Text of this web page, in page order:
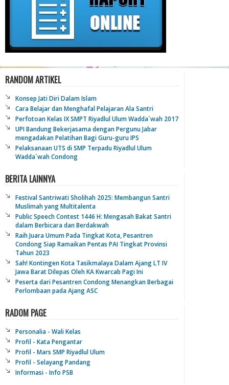
RANDOM ARTIKEL
Konsep Jati Diri Dalam Islam
Cara Belajar dan Menghafal Pelajaran Ala Santri
Perfotoan Kelas IX SMPT Riyadlul Ulum Wadda`wah 2017
UPI Bandung Bekerjasama dengan Pergunu Jabar
mengadakan Pelatihan Bagi Guru-guru IPS
Pelaksanaan UTS di SMP Terpadu Riyadlul Ulum
Wadda`wah Condong
BERITA LAINNYA
Festival Santriwati Sholihah 2025: Membangun Santri
Muslimah yang Multitalenta
Public Speech Contest 1446 H: Mengasah Bakat Santri
dalam Berbicara dan Berdakwah
Raih Juara Umum Pada Tingkat Kota, Pesantren
Condong Siap Ramaikan Pentas PAI Tingkat Provinsi
Tahun 2023
Sah! Kontingen Kota Tasikmalaya Dalam Ajang LT IV
Jawa Barat Dilepas Oleh KA Kwarcab Pagi Ini
Peserta dari Pesantren Condong Menangkan Berbagai
Perlombaan pada Ajang ASC
RADOM PAGE
Personalia - Wali Kelas
Profil - Kata Pengantar
Profil - Mars SMP Riyadlul Ulum
Profil - Selayang Pandang
Informasi - Info PSB